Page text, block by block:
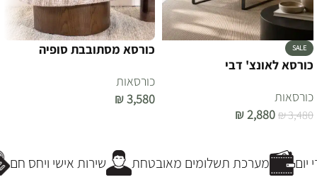
SALE
כורסא לאונצ' דבי
כורסאות
₪3,480
₪2,880
כורסא מסתובבת סופיה
כורסאות
₪3,580
שירות אישי ויחס חם מערכת תשלומים מאובטחת